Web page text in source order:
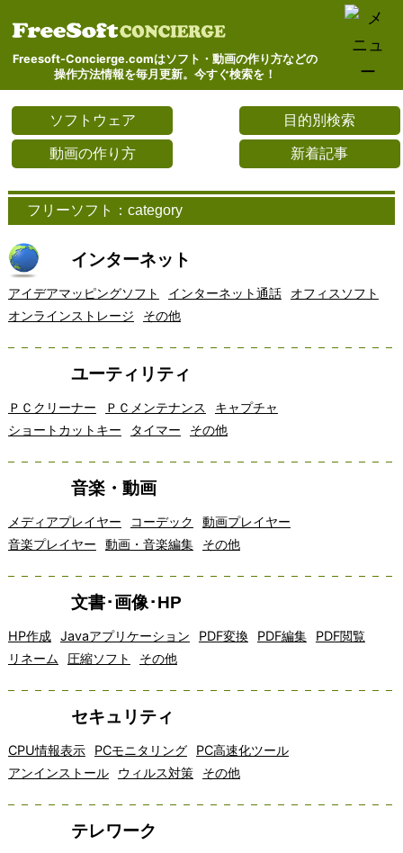
Freesoft-Concierge.comはソフト・動画の作り方などの
操作方法情報を毎月更新。今すぐ検索を！
ソフトウェア
目的別検索
動画の作り方
新着記事
フリーソフト：category
インターネット
アイデアマッピングソフト インターネット通話
オフィスソフト
オンラインストレージ
その他
ユーティリティ
ＰＣクリーナー ＰＣメンテナンス
キャプチャ
ショートカットキー
タイマー その他
音楽・動画
メディアプレイヤー コーデック
動画プレイヤー
音楽プレイヤー
動画・音楽編集 その他
文書･画像･HP
HP作成 Javaアプリケーション PDF変換 PDF編集
PDF閲覧
リネーム
圧縮ソフト その他
セキュリティ
CPU情報表示 PCモニタリング
PC高速化ツール
アンインストール
ウィルス対策 その他
テレワーク